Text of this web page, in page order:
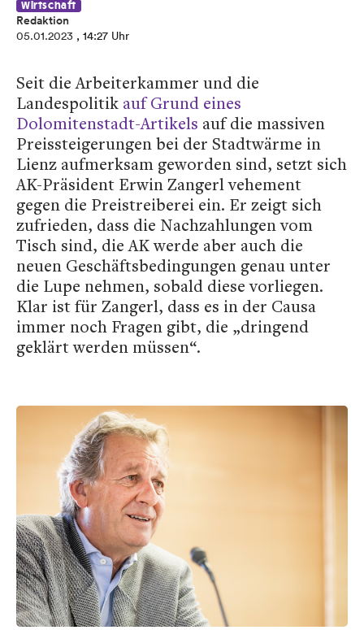
Wirtschaft
Redaktion
05.01.2023 , 14:27 Uhr
Seit die Arbeiterkammer und die
Landespolitik auf Grund eines
Dolomitenstadt-Artikels auf die massiven
Preissteigerungen bei der Stadtwärme in
Lienz aufmerksam geworden sind, setzt sich
AK-Präsident Erwin Zangerl vehement
gegen die Preistreiberei ein. Er zeigt sich
zufrieden, dass die Nachzahlungen vom
Tisch sind, die AK werde aber auch die
neuen Geschäftsbedingungen genau unter
die Lupe nehmen, sobald diese vorliegen.
Klar ist für Zangerl, dass es in der Causa
immer noch Fragen gibt, die „dringend
geklärt werden müssen“.